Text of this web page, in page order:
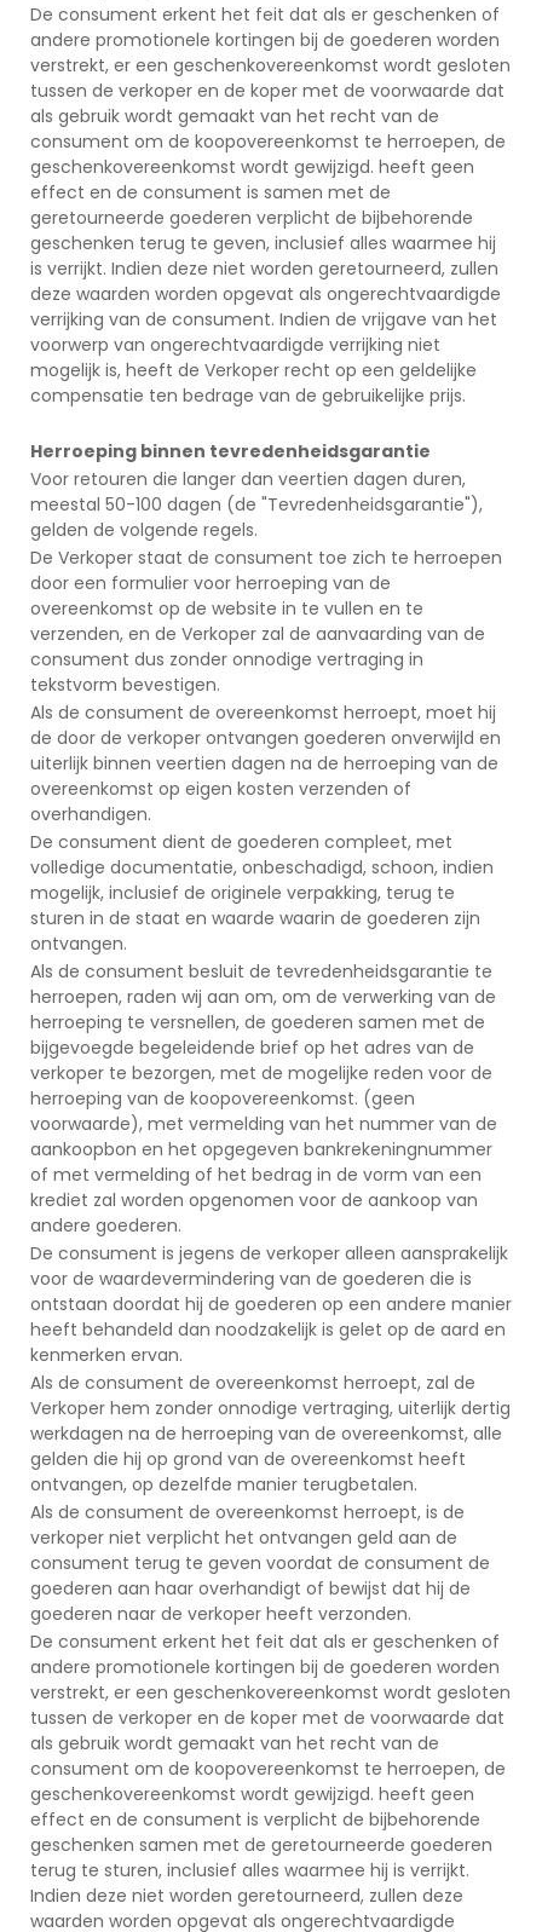
De consument erkent het feit dat als er geschenken of
andere promotionele kortingen bij de goederen worden
verstrekt, er een geschenkovereenkomst wordt gesloten
tussen de verkoper en de koper met de voorwaarde dat
als gebruik wordt gemaakt van het recht van de
consument om de koopovereenkomst te herroepen, de
geschenkovereenkomst wordt gewijzigd. heeft geen
effect en de consument is samen met de
geretourneerde goederen verplicht de bijbehorende
geschenken terug te geven, inclusief alles waarmee hij
is verrijkt. Indien deze niet worden geretourneerd, zullen
deze waarden worden opgevat als ongerechtvaardigde
verrijking van de consument. Indien de vrijgave van het
voorwerp van ongerechtvaardigde verrijking niet
mogelijk is, heeft de Verkoper recht op een geldelijke
compensatie ten bedrage van de gebruikelijke prijs.
Herroeping binnen tevredenheidsgarantie
Voor retouren die langer dan veertien dagen duren,
meestal 50-100 dagen (de "Tevredenheidsgarantie"),
gelden de volgende regels.
De Verkoper staat de consument toe zich te herroepen
door een formulier voor herroeping van de
overeenkomst op de website in te vullen en te
verzenden, en de Verkoper zal de aanvaarding van de
consument dus zonder onnodige vertraging in
tekstvorm bevestigen.
Als de consument de overeenkomst herroept, moet hij
de door de verkoper ontvangen goederen onverwijld en
uiterlijk binnen veertien dagen na de herroeping van de
overeenkomst op eigen kosten verzenden of
overhandigen.
De consument dient de goederen compleet, met
volledige documentatie, onbeschadigd, schoon, indien
mogelijk, inclusief de originele verpakking, terug te
sturen in de staat en waarde waarin de goederen zijn
ontvangen.
Als de consument besluit de tevredenheidsgarantie te
herroepen, raden wij aan om, om de verwerking van de
herroeping te versnellen, de goederen samen met de
bijgevoegde begeleidende brief op het adres van de
verkoper te bezorgen, met de mogelijke reden voor de
herroeping van de koopovereenkomst. (geen
voorwaarde), met vermelding van het nummer van de
aankoopbon en het opgegeven bankrekeningnummer
of met vermelding of het bedrag in de vorm van een
krediet zal worden opgenomen voor de aankoop van
andere goederen.
De consument is jegens de verkoper alleen aansprakelijk
voor de waardevermindering van de goederen die is
ontstaan doordat hij de goederen op een andere manier
heeft behandeld dan noodzakelijk is gelet op de aard en
kenmerken ervan.
Als de consument de overeenkomst herroept, zal de
Verkoper hem zonder onnodige vertraging, uiterlijk dertig
werkdagen na de herroeping van de overeenkomst, alle
gelden die hij op grond van de overeenkomst heeft
ontvangen, op dezelfde manier terugbetalen.
Als de consument de overeenkomst herroept, is de
verkoper niet verplicht het ontvangen geld aan de
consument terug te geven voordat de consument de
goederen aan haar overhandigt of bewijst dat hij de
goederen naar de verkoper heeft verzonden.
De consument erkent het feit dat als er geschenken of
andere promotionele kortingen bij de goederen worden
verstrekt, er een geschenkovereenkomst wordt gesloten
tussen de verkoper en de koper met de voorwaarde dat
als gebruik wordt gemaakt van het recht van de
consument om de koopovereenkomst te herroepen, de
geschenkovereenkomst wordt gewijzigd. heeft geen
effect en de consument is verplicht de bijbehorende
geschenken samen met de geretourneerde goederen
terug te sturen, inclusief alles waarmee hij is verrijkt.
Indien deze niet worden geretourneerd, zullen deze
waarden worden opgevat als ongerechtvaardigde